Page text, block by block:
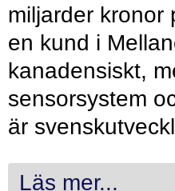
miljarder kronor
en kund i
kanadensiskt,
sensorsystem
är
Läs mer...